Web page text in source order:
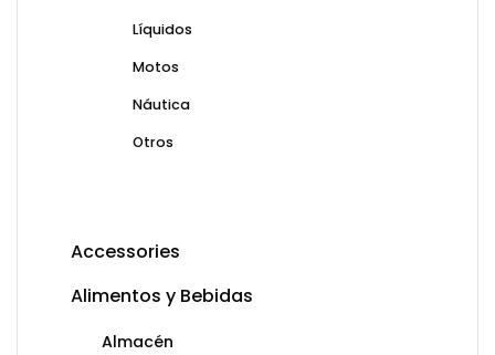
Líquidos
Motos
Náutica
Otros
Accessories
Alimentos y Bebidas
Almacén